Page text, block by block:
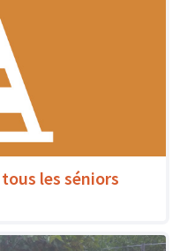
les séniors